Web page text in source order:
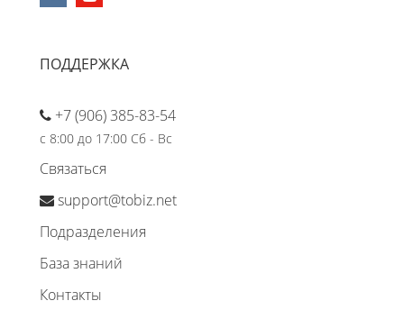
ПОДДЕРЖКА
+7 (906) 385-83-54
с 8:00 до 17:00 Сб - Вс
Связаться
support@tobiz.net
Подразделения
База знаний
Контакты